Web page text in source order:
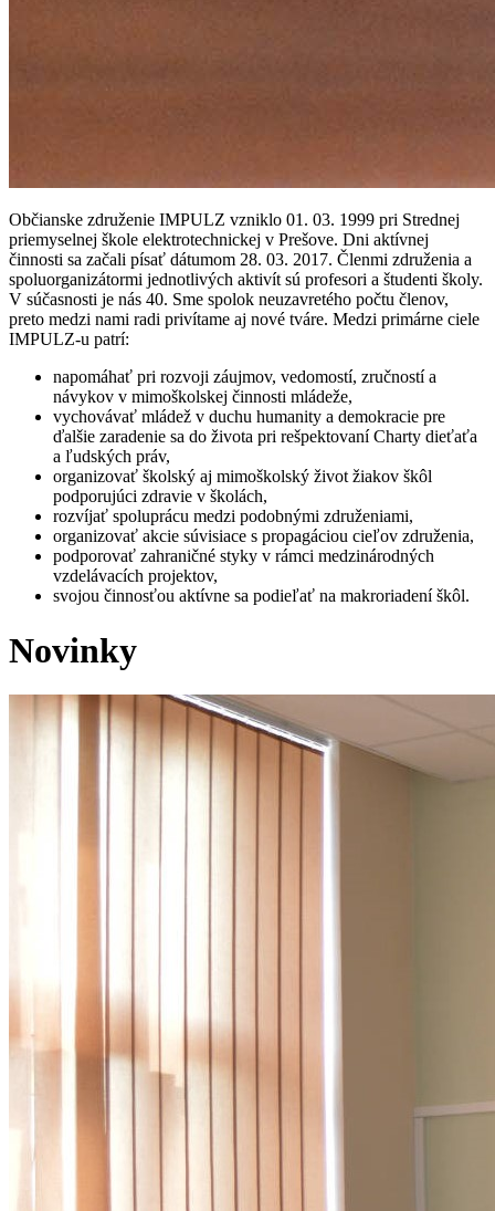
Občianske združenie IMPULZ vzniklo 01. 03. 1999 pri Strednej
priemyselnej škole elektrotechnickej v Prešove. Dni aktívnej
činnosti sa začali písať dátumom 28. 03. 2017. Členmi združenia a
spoluorganizátormi jednotlivých aktivít sú profesori a študenti školy.
V súčasnosti je nás 40. Sme spolok neuzavretého počtu členov,
preto medzi nami radi privítame aj nové tváre. Medzi primárne ciele
IMPULZ-u patrí:
napomáhať pri rozvoji záujmov, vedomostí, zručností a
návykov v mimoškolskej činnosti mládeže,
vychovávať mládež v duchu humanity a demokracie pre
ďalšie zaradenie sa do života pri rešpektovaní Charty dieťaťa
a ľudských práv,
organizovať školský aj mimoškolský život žiakov škôl
podporujúci zdravie v školách,
rozvíjať spoluprácu medzi podobnými združeniami,
organizovať akcie súvisiace s propagáciou cieľov združenia,
podporovať zahraničné styky v rámci medzinárodných
vzdelávacích projektov,
svojou činnosťou aktívne sa podieľať na makroriadení škôl.
Novinky